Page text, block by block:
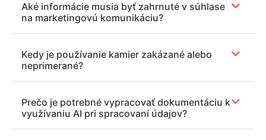
Aké informácie musia byť zahrnuté v súhlase
na marketingovú komunikáciu?
Kedy je používanie kamier zakázané alebo
neprimerané?
Prečo je potrebné vypracovať dokumentáciu k
využívaniu AI pri spracovaní údajov?